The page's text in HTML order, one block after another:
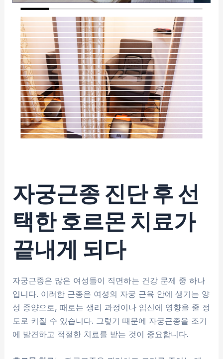
자궁근종 진단 후 선
택한호르몬 치료가
끝내게 되다
자궁근종은 많은 여성들이 직면하는 건강 문제 중 하나
입니다. 이러한 근종은 여성의 자궁 근육 안에 생기는 양
성 종양으로, 때로는 생리 과정이나 임신에 영향을 줄 정
도로 커질 수 있습니다. 그렇기 때문에 자궁근종을 조기
에 발견하고 적절한 치료를 받는 것이 중요합니다.